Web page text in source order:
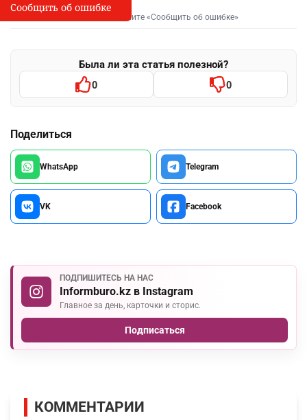
I
Сообщить об опечатке
Выделите фрагмент и нажмите «Сообщить об ошибке»
Была ли эта статья полезной?
0 0
Поделиться
WhatsApp Telegram
VK Facebook
ПОДПИШИТЕСЬ НА НАС
Informburo.kz в Instagram
Главное за день, карточки и сторис.
Подписаться
Сообщить об ошибке
КОММЕНТАРИИ